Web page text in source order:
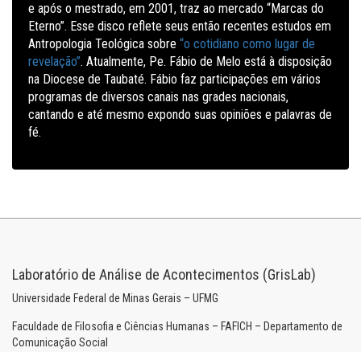
e após o mestrado, em 2001, traz ao mercado “Marcas do
Eterno”. Esse disco reflete seus então recentes estudos em
Antropologia Teológica sobre “o cotidiano como lugar de
revelação”. Atualmente, Pe. Fábio de Melo está à disposição
na Diocese de Taubaté. Fábio faz participações em vários
programas de diversos canais nas grades nacionais,
cantando e até mesmo expondo suas opiniões e palavras de
fé.
Laboratório de Análise de Acontecimentos (GrisLab)
Universidade Federal de Minas Gerais – UFMG
Faculdade de Filosofia e Ciências Humanas – FAFICH – Departamento de
Comunicação Social